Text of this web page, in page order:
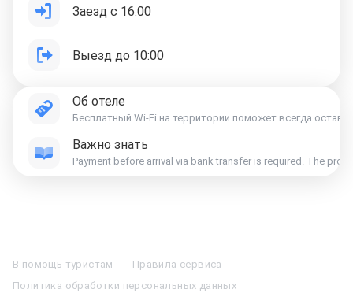
Заезд с 16:00
Выезд до 10:00
Об отеле
Бесплатный Wi-Fi на территории поможет всегда
Важно знать
Payment before arrival via bank transfer is required. The
Отели в КазаниОтели в Нижнем Новгороде
Отель ПрезидентОтель Рэдиссон в СочиГостиница в Калининграде
В помощь туристам
Правила сервиса
Политика обработки персональных данных